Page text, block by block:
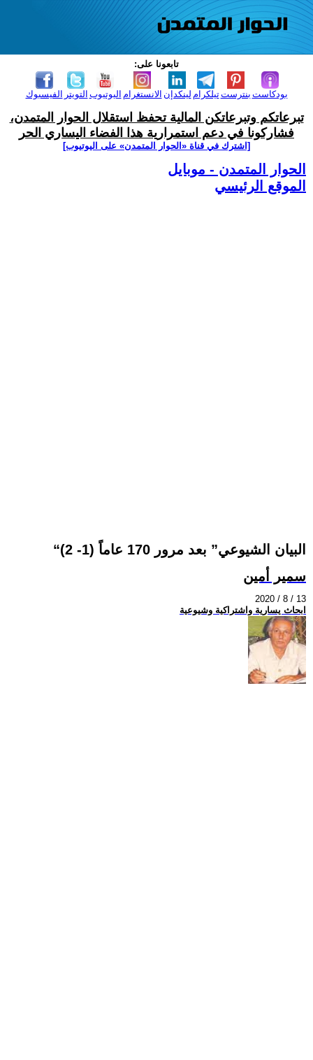
تابعونا على:
الفيسبوك التويتر اليوتيوب الانستغرام لينكدإن تيلكرامبنترست بودكاست
تبرعاتكم وتبرعاتكن المالية تحفظ استقلال الحوار المتمدن،
فشاركونا في دعم استمرارية هذا الفضاء اليساري الحر
[اشترك في قناة ‫«الحوار المتمدن» على اليوتيوب]
الحوار المتمدن - موبايل
الموقع الرئيسي
“البيان الشيوعي” بعد مرور 170 عاماً (1- 2)
سمير أمين
2020 / 8 / 13
ابحاث يسارية واشتراكية وشيوعية